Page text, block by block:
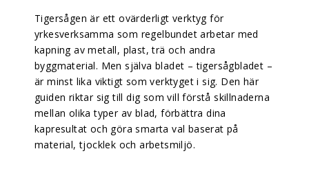
Tigersågen är ett ovärderligt verktyg för
yrkesverksamma som regelbundet arbetar med
kapning av metall, plast, trä och andra
byggmaterial. Men själva bladet – tigersågbladet –
är minst lika viktigt som verktyget i sig. Den här
guiden riktar sig till dig som vill förstå skillnaderna
mellan olika typer av blad, förbättra dina
kapresultat och göra smarta val baserat på
material, tjocklek och arbetsmiljö.